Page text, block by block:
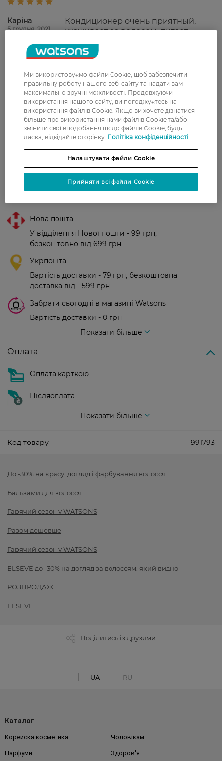
Каріна
5 грудня, 2021
Кондиционер очень приятный,
ухаживает за волосом, питает,
мягкий и шелковистый
Наталія
23 травня, 2021
Отличное качество. Хорошо питает
волосы.
Лідія
18 травня, 2021
Бальзам для волос понравился.
Отлично питает волосы. Волосы
легко расчесываются.
Показати ще
Нова пошта
У відділення Нової пошти - 99 грн,
безкоштовно від 699 грн
Укрпошта
Вартість доставки - 79 грн, безкоштовна
доставка від - 599 грн
Забрати сьогодні в магазині Watsons
Вартість доставки - 0 грн
Показати більше
Оплата
Оплата карткою
Післяоплата
Показати більше
Код товару 991793
До -30% на красу, догляд і фарбування волосся
Бальзами для волосся
Гарячий сезон у WATSONS
Разом дешевше
Гарячий сезон у WATSONS
ELSEVE до -30% на догляд за волоссям, який видно
РОЗПРОДАЖ
ELSEVE
Поділитись із друзями
UA RU
Каталог
Корейска косметика Чоловікам
Парфуми Здоров'я
Ми використовуємо файли Cookie, щоб забезпечити
правильну роботу нашого веб-сайту та надати вам
максимально зручні можливості. Продовжуючи
використання нашого сайту, ви погоджуєтесь на
використання файлів Cookie. Якщо ви хочете дізнатися
більше про використання нами файлів Cookie та/або
змінити свої вподобання щодо файлів Cookie, будь
ласка, відвідайте сторінку Політіка конфіденційності
Налаштувати файли Cookie
Прийняти всі файли Cookie